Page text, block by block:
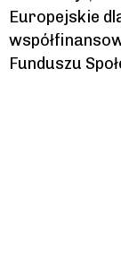
Europejskie
Funduszu